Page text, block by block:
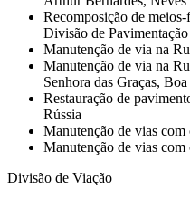
Recomposição de
Divisão de Pavimentação
Manutenção de via na
Manutenção de via na
Senhora das Graças,
Restauração de
Rússia
Manutenção de vias
Manutenção de vias
Divisão de Viação